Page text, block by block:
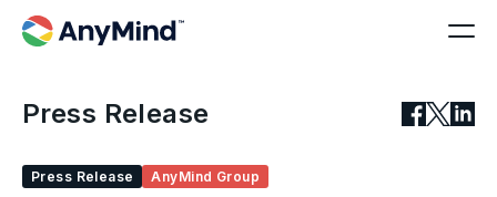
Press Release
Press Release
AnyMind Group